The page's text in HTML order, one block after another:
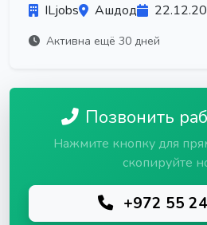
ILjobs Ашдод
Активна ещё 30 дней
Позвонить
Нажмите кнопку для
скопируйте
+972 55